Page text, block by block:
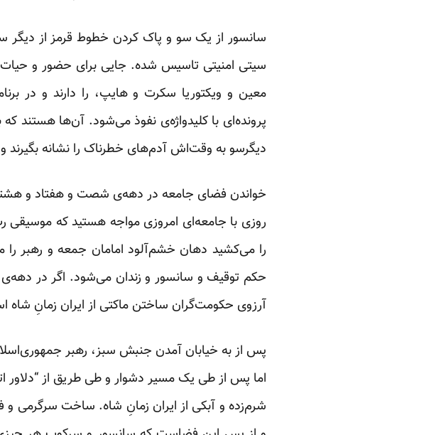
سانسور از یک سو و پاک کردن خطوط قرمز از دیگر
سیتی امنیتی تاسیس شده. جایی برای حضور و حیات
معین و ویکتوریا سکرت و هایپ، را دارند و در
پرونده‌ای با کلیدواژه‌ی نفوذ می‌شود. آن‌ها هستند
دیگرسو به وقت‌اش آدم‌های خطرناک را نشانه بگیرند و
خواندن فضای جامعه در دهه‌ی شصت و هفتاد و
روزی با جامعه‌ای امروزی مواجه هستید که موسیقی
را می‌کشید دهان خشم‌آلود امامان جمعه و رهبر را
حکم توقیف و سانسور و زندان می‌شود. اگر در دهه‌ی
آرزوی حکومت‌گران ساختن ماکتی از ایران زمانِ شاه
اما پس از طی یک مسیر دشوار و طی طریق از “دلاور
شرم‌زده و آبکی از ایران زمانِ شاه. ساخت سرگرمی و